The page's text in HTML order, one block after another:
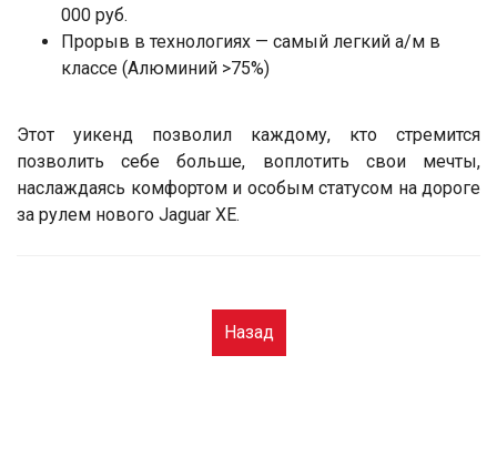
000 руб.
Прорыв в технологиях — самый легкий а/м в
классе (Алюминий >75%)
Этот уикенд позволил каждому, кто стремится
позволить себе больше, воплотить свои мечты,
наслаждаясь комфортом и особым статусом на дороге
за рулем нового Jaguar XE.
Назад